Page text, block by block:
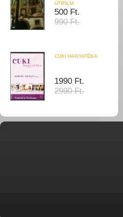
ÚTIFILM
500 Ft.
990 Ft.
CUKI HAGYATÉKA
1990 Ft.
2990 Ft.